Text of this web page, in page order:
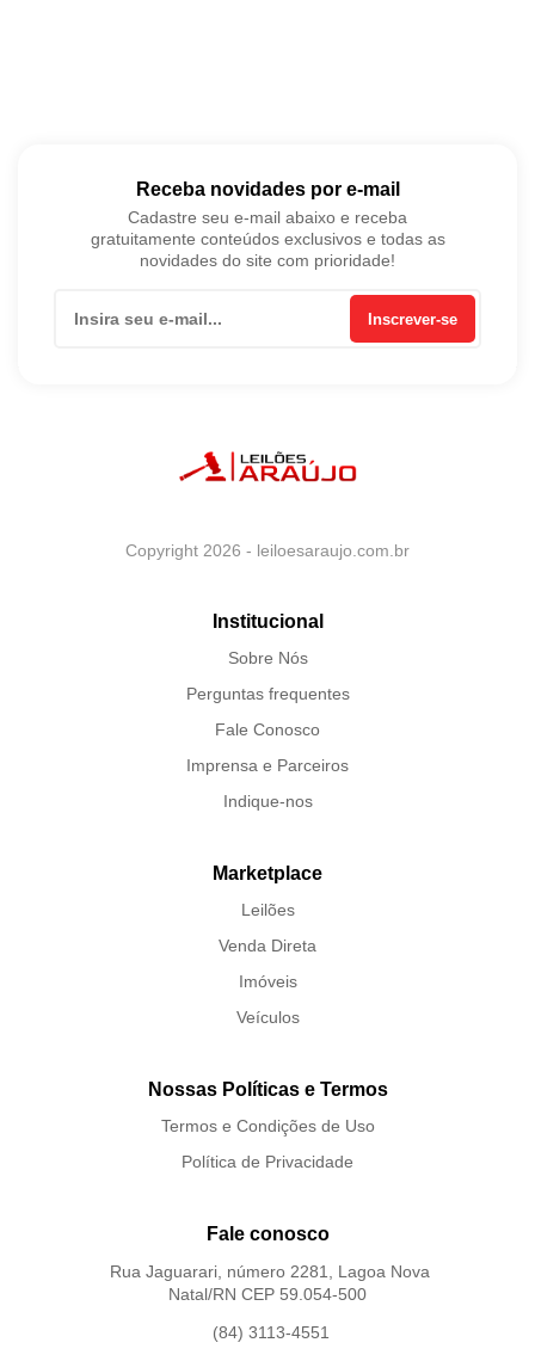
Receba novidades por e-mail
Cadastre seu e-mail abaixo e receba
gratuitamente conteúdos exclusivos e todas as
novidades do site com prioridade!
Inscrever-se
Copyright 2026 - leiloesaraujo.com.br
Institucional
Sobre Nós
Perguntas frequentes
Fale Conosco
Imprensa e Parceiros
Indique-nos
Marketplace
Leilões
Venda Direta
Imóveis
Veículos
Nossas Políticas e Termos
Termos e Condições de Uso
Política de Privacidade
Fale conosco
Rua Jaguarari, número 2281, Lagoa Nova
Natal/RN CEP 59.054-500
(84) 3113-4551